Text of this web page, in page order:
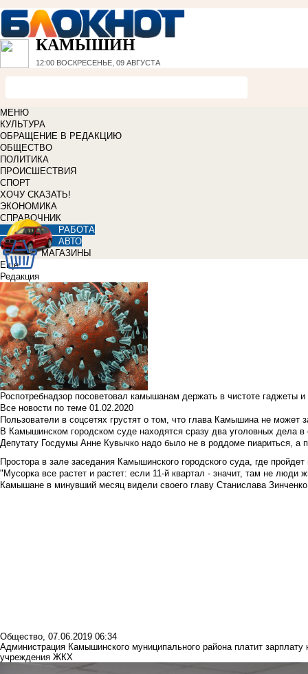
КАМЫШИН
12:00 ВОСКРЕСЕНЬЕ, 09 АВГУСТА
МЕНЮ
КУЛЬТУРА
ОБРАЩЕНИЕ В РЕДАКЦИЮ
ОБЩЕСТВО
ПОЛИТИКА
ПРОИСШЕСТВИЯ
СПОРТ
ХОЧУ СКАЗАТЬ!
ЭКОНОМИКА
СПРАВОЧНИК
РАБОТА
АВТО
МАГАЗИНЫ
Еще
Редакция
Роспотребнадзор посоветовал камышанам держать в чистоте гаджеты
Все новости по теме 01.02.2020
Пользователи в соцсетях грустят о том, что глава Камышина не может
В Камышинском городском суде находятся сразу два уголовных дела
Депутату Госдумы Анне Кувычко надо было не в роддоме пиариться, а
Простора в зале заседания Камышинского городского суда, где
"Мусорка все растет и растет: если 11-й квартал - значит, там не люди
Камышане в минувший месяц видели своего главу Станислава Зинченко
Общество, 07.06.2019 06:34
Администрация Камышинского муниципального района платит
учреждения ЖКХ